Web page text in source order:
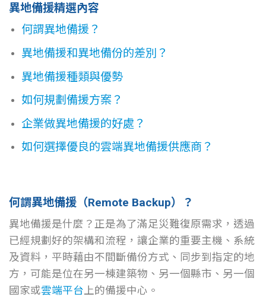
異地備援精選內容
何謂異地備援？
異地備援和異地備份的差別？
異地備援種類與優勢
如何規劃備援方案？
企業做異地備援的好處？
如何選擇優良的雲端異地備援供應商？
何謂異地備援 （Remote Backup） ？
異地備援是什麼？正是為了滿足災難復原需求，透過
已經規劃好的架構和流程，讓企業的重要主機、系統
及資料，平時藉由不間斷備份方式、同步到指定的地
方，可能是位在另一棟建築物、另一個縣市、另一個
國家或雲端平台 上的備援中心。